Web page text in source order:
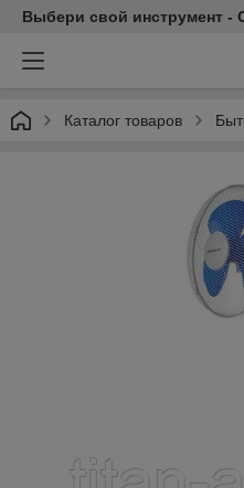
Выбери свой инструмент -
Каталог товаров